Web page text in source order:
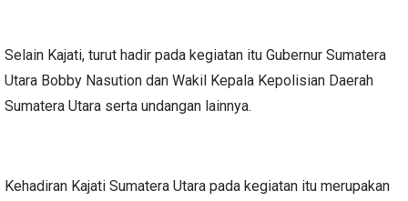
Selain Kajati, turut hadir pada kegiatan itu Gubernur Sumatera
Utara Bobby Nasution dan Wakil Kepala Kepolisian Daerah
Sumatera Utara serta undangan lainnya.
Kehadiran Kajati Sumatera Utara pada kegiatan itu merupakan